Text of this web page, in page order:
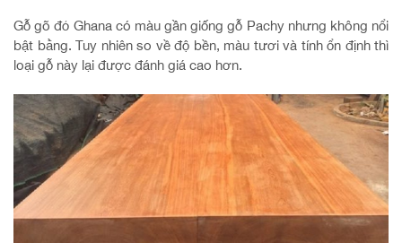
Gỗ gõ đỏ Ghana có màu gần giống gỗ Pachy nhưng không nổi
bật bằng. Tuy nhiên so về độ bền, màu tươi và tính ổn định thì
loại gỗ này lại được đánh giá cao hơn.